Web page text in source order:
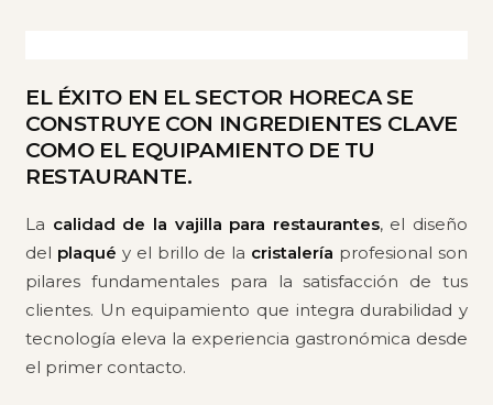
EL ÉXITO EN EL SECTOR HORECA SE
CONSTRUYE CON INGREDIENTES CLAVE
COMO EL EQUIPAMIENTO DE TU
RESTAURANTE.
La calidad de la vajilla para restaurantes, el diseño
del plaqué y el brillo de la cristalería profesional son
pilares fundamentales para la satisfacción de tus
clientes. Un equipamiento que integra durabilidad y
tecnología eleva la experiencia gastronómica desde
el primer contacto.